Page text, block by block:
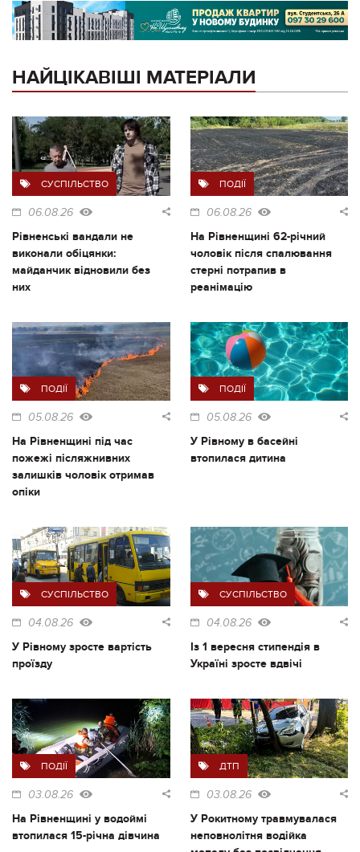
НАЙЦІКАВІШІ МАТЕРІАЛИ
СУСПІЛЬСТВО
06.08.26
Рівненські вандали не
виконали обіцянки:
майданчик відновили без
них
ПОДІЇ
06.08.26
На Рівненщині 62-річний
чоловік після спалювання
стерні потрапив в
реанімацію
ПОДІЇ
05.08.26
На Рівненщині під час
пожежі післяжнивних
залишків чоловік отримав
опіки
ПОДІЇ
05.08.26
У Рівному в басейні
втопилася дитина
СУСПІЛЬСТВО
04.08.26
У Рівному зросте вартість
проїзду
СУСПІЛЬСТВО
04.08.26
Із 1 вересня стипендія в
Україні зросте вдвічі
ПОДІЇ
03.08.26
На Рівненщині у водоймі
втопилася 15-річна дівчина
ДТП
03.08.26
У Рокитному травмувалася
неповнолітня водійка